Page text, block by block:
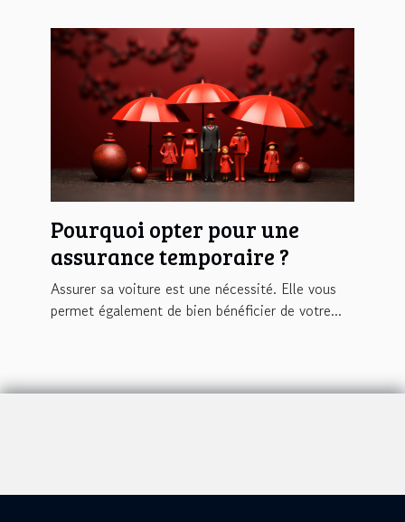
Pourquoi opter pour une
assurance temporaire ?
Assurer sa voiture est une nécessité. Elle vous
permet également de bien bénéficier de votre...